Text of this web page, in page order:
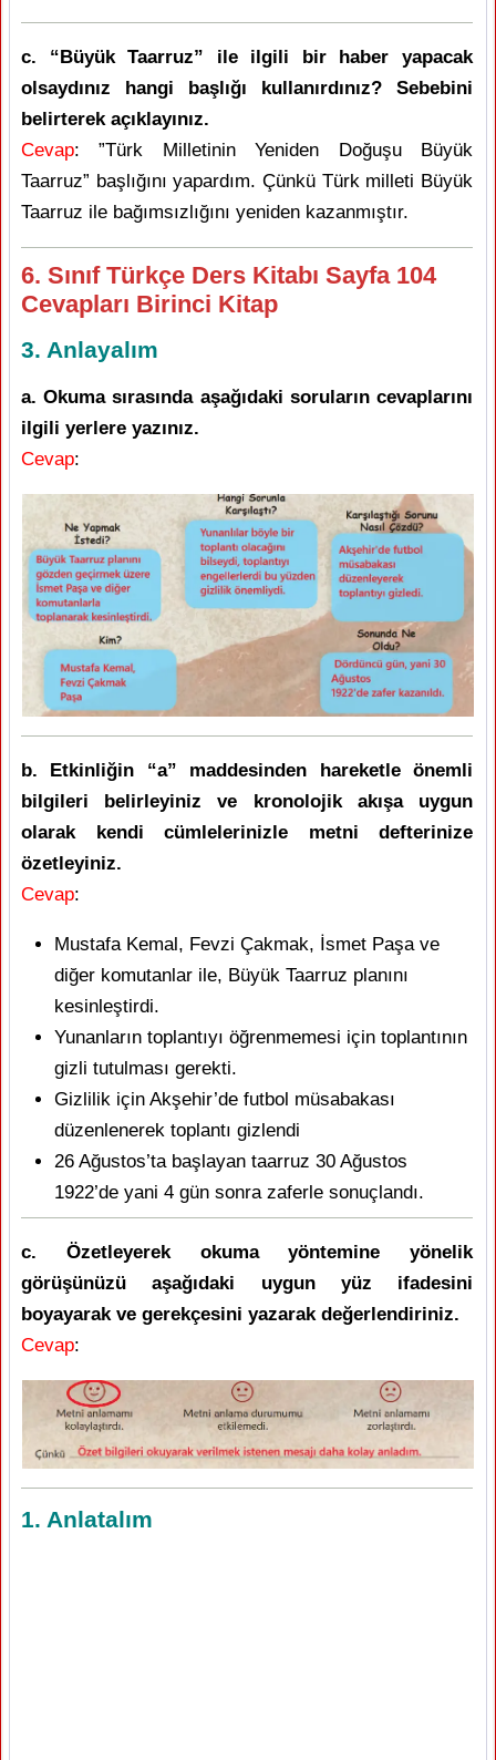
c. “Büyük Taarruz” ile ilgili bir haber yapacak
olsaydınız hangi başlığı kullanırdınız? Sebebini
belirterek açıklayınız.
Cevap: ”Türk Milletinin Yeniden Doğuşu Büyük
Taarruz” başlığını yapardım. Çünkü Türk milleti Büyük
Taarruz ile bağımsızlığını yeniden kazanmıştır.
6. Sınıf Türkçe Ders Kitabı Sayfa 104
Cevapları Birinci Kitap
3. Anlayalım
a. Okuma sırasında aşağıdaki soruların cevaplarını
ilgili yerlere yazınız.
Cevap:
b. Etkinliğin “a” maddesinden hareketle önemli
bilgileri belirleyiniz ve kronolojik akışa uygun
olarak kendi cümlelerinizle metni defterinize
özetleyiniz.
Cevap:
Mustafa Kemal, Fevzi Çakmak, İsmet Paşa ve
diğer komutanlar ile, Büyük Taarruz planını
kesinleştirdi.
Yunanların toplantıyı öğrenmemesi için toplantının
gizli tutulması gerekti.
Gizlilik için Akşehir’de futbol müsabakası
düzenlenerek toplantı gizlendi
26 Ağustos’ta başlayan taarruz 30 Ağustos
1922’de yani 4 gün sonra zaferle sonuçlandı.
c. Özetleyerek okuma yöntemine yönelik
görüşünüzü aşağıdaki uygun yüz ifadesini
boyayarak ve gerekçesini yazarak değerlendiriniz.
Cevap:
1. Anlatalım